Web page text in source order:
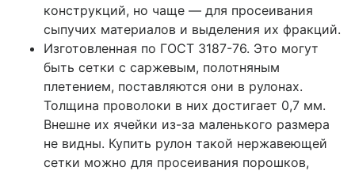
конструкций, но чаще — для просеивания
сыпучих материалов и выделения их фракций.
Изготовленная по ГОСТ 3187-76. Это могут
быть сетки с саржевым, полотняным
плетением, поставляются они в рулонах.
Толщина проволоки в них достигает 0,7 мм.
Внешне их ячейки из-за маленького размера
не видны. Купить рулон такой нержавеющей
сетки можно для просеивания порошков,